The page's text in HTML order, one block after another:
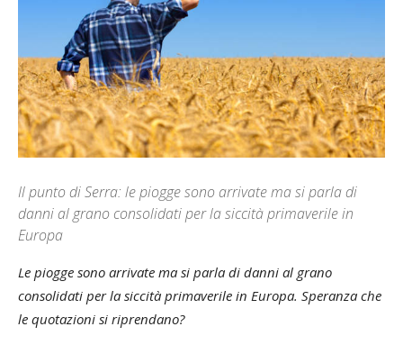
Il punto di Serra: le piogge sono arrivate ma si parla di
danni al grano consolidati per la siccità primaverile in
Europa
Le piogge sono arrivate ma si parla di danni al grano
consolidati per la siccità primaverile in Europa. Speranza che
le quotazioni si riprendano?